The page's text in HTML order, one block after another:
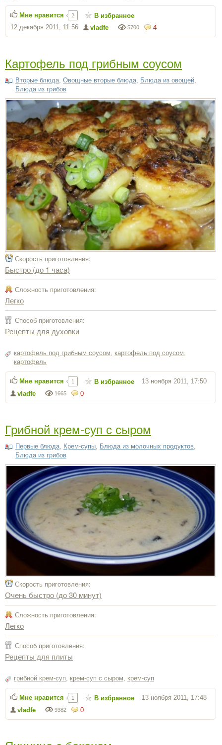
4
5700
vladfe
12 декабря 2011, 11:56
Мне нравится 2 В избранное
Картофель под грибным соусом
Вторые блюда Овощные вторые блюда Блюда из овощей
Блюда из грибов
Скорость приготовления:
Быстро (до 1 часа)
Сложность приготовления:
Легко
Способ приготовления:
Рецепты для духовки
картофель под грибным соусом картофель под соусом
картофель
0
1665
vladfe
13 ноября 2011, 17:50
Мне нравится 1 В избранное
Грибной крем-суп с сыром
Первые блюда Крем-супы Блюда из молочных продуктов
Блюда из грибов
Скорость приготовления:
Очень быстро (до 30 минут)
Сложность приготовления:
Легко
Способ приготовления:
Рецепты для плиты
грибной крем-суп крем-суп с сыром крем-суп
0
9382
vladfe
13 ноября 2011, 17:48
Мне нравится 1 В избранное